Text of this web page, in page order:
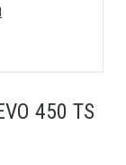
450 TS